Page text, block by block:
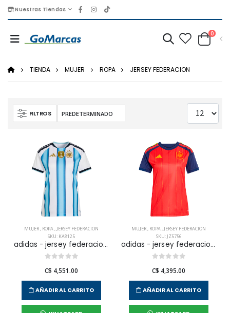
Nuestras Tiendas
0
TIENDA MUJER ROPA JERSEY FEDERACION
FILTROS
MUJER, ROPA, JERSEY FEDERACION
SKU: KA8125
adidas - jersey federacion argentina afa h jsy w d para mujer
C$ 4,551.00
AÑADIR AL CARRITO
MUJER, ROPA, JERSEY FEDERACION
SKU: JZ5756
adidas - jersey federacion rfef h jsy para mujer
C$ 4,395.00
AÑADIR AL CARRITO